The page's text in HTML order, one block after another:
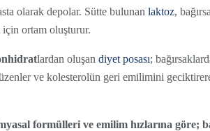
olarak depolar. Sütte bulunan laktoz,
için ortam oluşturur.
lardan oluşan diyet posası;
ve kolesterolün geri emilimini
formülleri ve emilim hızlarına göre;